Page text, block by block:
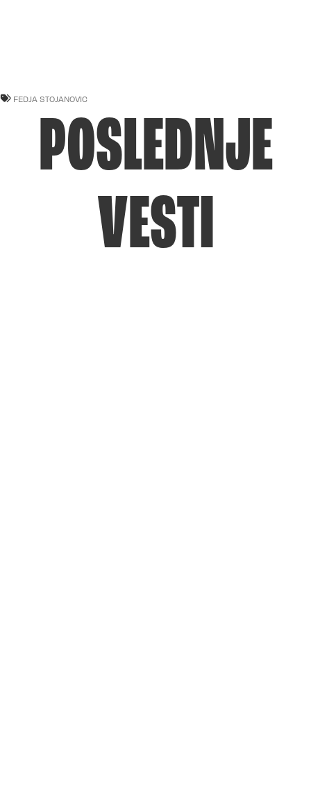
FEDJA STOJANOVIC
POSLEDNJE
VESTI